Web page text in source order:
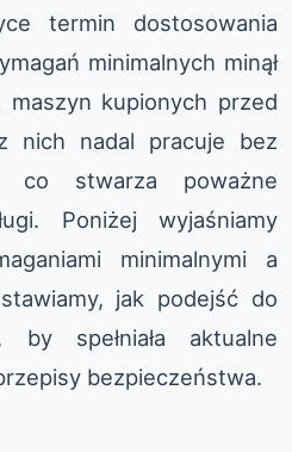
termin dostosowania
minimalnych minął
kupionych przed
nich nadal pracuje bez
co stwarza poważne
Poniżej wyjaśniamy
minimalnymi a
jak podejść do
by spełniała aktualne
bezpieczeństwa.